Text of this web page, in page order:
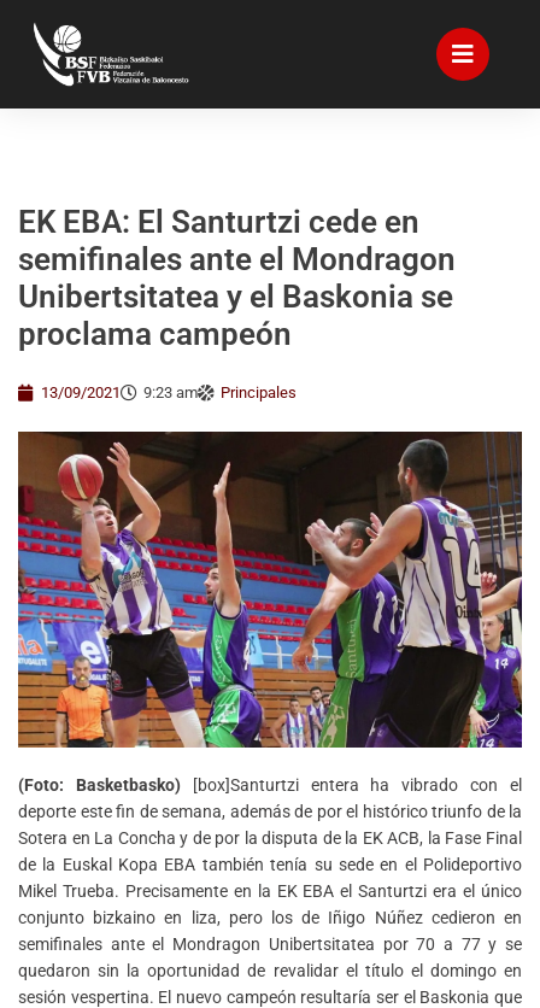
EK EBA: El Santurtzi cede en
semifinales ante el Mondragon
Unibertsitatea y el Baskonia se
proclama campeón
13/09/2021 9:23 am Principales
(Foto: Basketbasko)[box]Santurtzi entera ha vibrado con el
deporte este fin de semana, además de por el histórico triunfo de la
Sotera en La Concha y de por la disputa de la EK ACB, la Fase Final
de la Euskal Kopa EBA también tenía su sede en el Polideportivo
Mikel Trueba. Precisamente en la EK EBA el Santurtzi era el único
conjunto bizkaino en liza, pero los de Iñigo Núñez cedieron en
semifinales ante el Mondragon Unibertsitatea por 70 a 77 y se
quedaron sin la oportunidad de revalidar el título el domingo en
sesión vespertina. El nuevo campeón resultaría ser el Baskonia que